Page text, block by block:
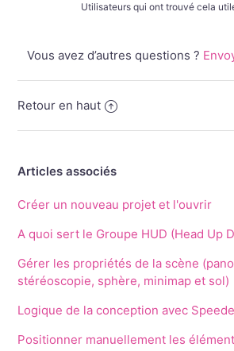
Utilisateurs qui ont trouvé cela
Vous avez d’autres questions ?
Retour en haut
Articles associés
Créer un nouveau projet et l'ouvrir
A quoi sert le Groupe HUD (Head Up
Gérer les propriétés de la scène
stéréoscopie, sphère, minimap et sol)
Logique de la conception avec
Positionner manuellement les